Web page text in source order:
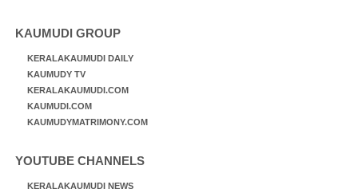
KAUMUDI GROUP
KERALAKAUMUDI DAILY
KAUMUDY TV
KERALAKAUMUDI.COM
KAUMUDI.COM
KAUMUDYMATRIMONY.COM
YOUTUBE CHANNELS
KERALAKAUMUDI NEWS